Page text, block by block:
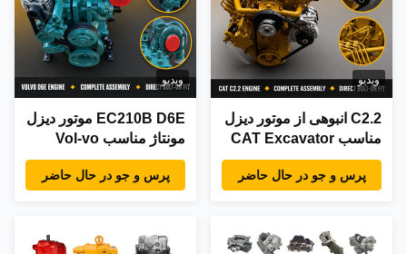
ویدیو
C2.2 انبوهی از موتور دیزل
مناسب CAT Excavator
Cater-pillar Heavy Duty
OEM Aftermarket
پرس و جو در حال حاضر
ویدیو
EC210B D6E موتور دیزل
مونتاژ مناسب Vol-vo
Excavator OEM قطعات
جایگزین کارخانه عرضه
پرس و جو در حال حاضر